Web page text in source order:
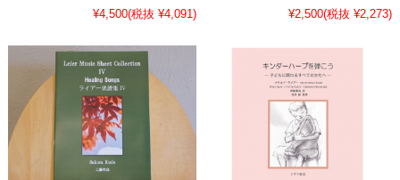
¥4,500(税抜 ¥4,091)
¥2,500(税抜 ¥2,273)